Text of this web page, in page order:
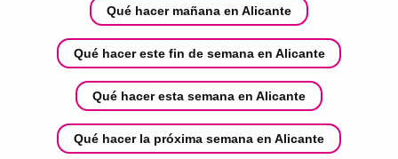
Qué hacer mañana en Alicante
Qué hacer este fin de semana en Alicante
Qué hacer esta semana en Alicante
Qué hacer la próxima semana en Alicante